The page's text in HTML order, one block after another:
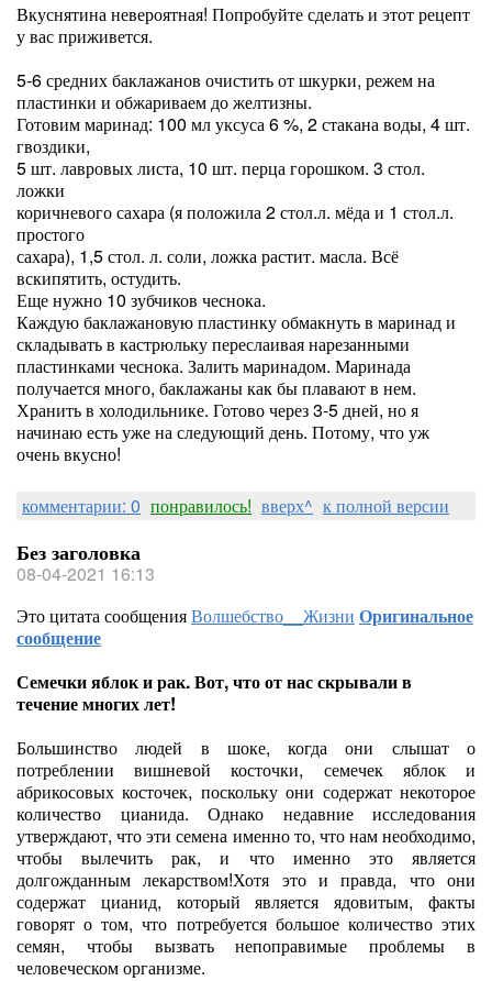
Вкуснятина невероятная! Попробуйте сделать и этот рецепт
у вас приживется.
5-6 средних баклажанов очистить от шкурки, режем на
пластинки и обжариваем до желтизны.
Готовим маринад: 100 мл уксуса 6 %, 2 стакана воды, 4 шт.
гвоздики,
5 шт. лавровых листа, 10 шт. перца горошком. 3 стол.
ложки
коричневого сахара (я положила 2 стол.л. мёда и 1 стол.л.
простого
сахара), 1,5 стол. л. соли, ложка растит. масла. Всё
вскипятить, остудить.
Еще нужно 10 зубчиков чеснока.
Каждую баклажановую пластинку обмакнуть в маринад и
складывать в кастрюльку переслаивая нарезанными
пластинками чеснока. Залить маринадом. Маринада
получается много, баклажаны как бы плавают в нем.
Хранить в холодильнике. Готово через 3-5 дней, но я
начинаю есть уже на следующий день. Потому, что уж
очень вкусно!
комментарии: 0 понравилось! вверх^ к полной версии
Без заголовка
08-04-2021 16:13
Это цитата сообщенияВолшебство__Жизни Оригинальное
сообщение
Семечки яблок и рак. Вот, что от нас скрывали в
течение многих лет!
Большинство людей в шоке, когда они слышат о
потреблении вишневой косточки, семечек яблок и
абрикосовых косточек, поскольку они содержат некоторое
количество цианида. Однако недавние исследования
утверждают, что эти семена именно то, что нам необходимо,
чтобы вылечить рак, и что именно это является
долгожданным лекарством!Хотя это и правда, что они
содержат цианид, который является ядовитым, факты
говорят о том, что потребуется большое количество этих
семян, чтобы вызвать непоправимые проблемы в
человеческом организме.